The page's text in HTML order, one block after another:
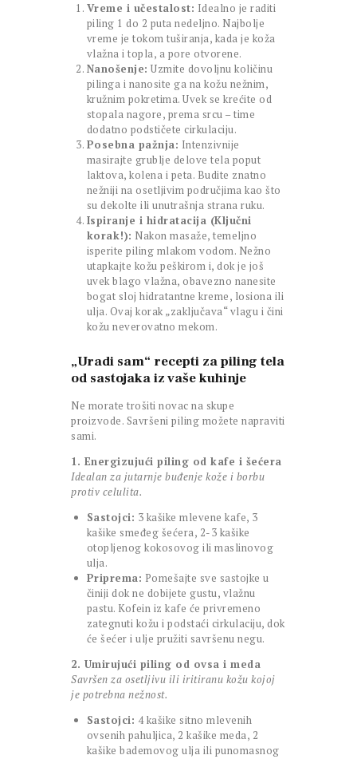
Vreme i učestalost: Idealno je raditi
piling 1 do 2 puta nedeljno. Najbolje
vreme je tokom tuširanja, kada je koža
vlažna i topla, a pore otvorene.
Nanošenje: Uzmite dovoljnu količinu
pilinga i nanosite ga na kožu nežnim,
kružnim pokretima. Uvek se krećite od
stopala nagore, prema srcu – time
dodatno podstičete cirkulaciju.
Posebna pažnja: Intenzivnije
masirajte grublje delove tela poput
laktova, kolena i peta. Budite znatno
nežniji na osetljivim područjima kao što
su dekolte ili unutrašnja strana ruku.
Ispiranje i hidratacija (Ključni
korak!): Nakon masaže, temeljno
isperite piling mlakom vodom. Nežno
utapkajte kožu peškirom i, dok je još
uvek blago vlažna, obavezno nanesite
bogat sloj hidratantne kreme, losiona ili
ulja. Ovaj korak „zaključava“ vlagu i čini
kožu neverovatno mekom.
„Uradi sam“ recepti za piling tela
od sastojaka iz vaše kuhinje
Ne morate trošiti novac na skupe
proizvode. Savršeni piling možete napraviti
sami.
1. Energizujući piling od kafe i šećera
Idealan za jutarnje buđenje kože i borbu
protiv celulita.
Sastojci: 3 kašike mlevene kafe, 3
kašike smeđeg šećera, 2-3 kašike
otopljenog kokosovog ili maslinovog
ulja.
Priprema: Pomešajte sve sastojke u
činiji dok ne dobijete gustu, vlažnu
pastu. Kofein iz kafe će privremeno
zategnuti kožu i podstaći cirkulaciju, dok
će šećer i ulje pružiti savršenu negu.
2. Umirujući piling od ovsa i meda
Savršen za osetljivu ili iritiranu kožu kojoj
je potrebna nežnost.
Sastojci: 4 kašike sitno mlevenih
ovsenih pahuljica, 2 kašike meda, 2
kašike bademovog ulja ili punomasnog